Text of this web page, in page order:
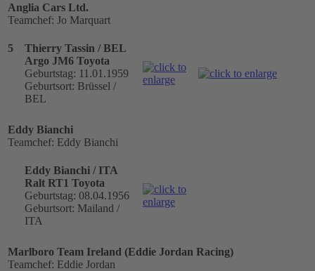
Anglia Cars Ltd.
Teamchef: Jo Marquart
5
Thierry Tassin / BEL
Argo JM6 Toyota
Geburtstag: 11.01.1959
Geburtsort: Brüssel /
BEL
Eddy Bianchi
Teamchef: Eddy Bianchi
Eddy Bianchi / ITA
Ralt RT1 Toyota
Geburtstag: 08.04.1956
Geburtsort: Mailand /
ITA
Marlboro Team Ireland (Eddie Jordan Racing)
Teamchef: Eddie Jordan